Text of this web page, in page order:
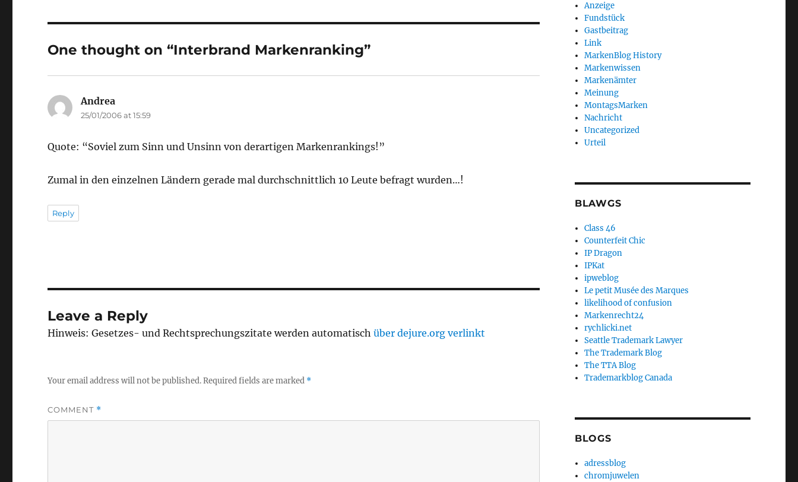
One thought on “Interbrand Markenranking”
Andrea
25/01/2006 at 15:59
Quote: “Soviel zum Sinn und Unsinn von derartigen Markenrankings!”
Zumal in den einzelnen Ländern gerade mal durchschnittlich 10 Leute befragt wurden…!
Reply
Leave a Reply
Hinweis: Gesetzes- und Rechtsprechungszitate werden automatischüber dejure.org verlinkt
Your email address will not be published.Required fields are marked *
COMMENT *
Anzeige
Fundstück
Gastbeitrag
Link
MarkenBlog History
Markenwissen
Markenämter
Meinung
MontagsMarken
Nachricht
Uncategorized
Urteil
BLAWGS
Class 46
Counterfeit Chic
IP Dragon
IPKat
ipweblog
Le petit Musée des Marques
likelihood of confusion
Markenrecht24
rychlicki.net
Seattle Trademark Lawyer
The Trademark Blog
The TTA Blog
Trademarkblog Canada
BLOGS
adressblog
chromjuwelen